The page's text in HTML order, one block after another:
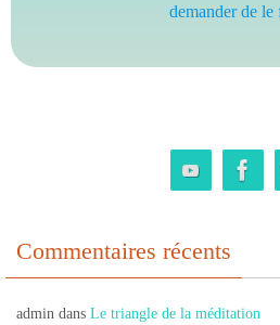
demander de le
Commentaires récents
admin dans Le triangle de la méditation